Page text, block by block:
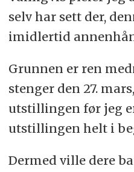
selv har sett der,
imidlertid
Grunnen er ren
stenger den 27.
utstillingen før jeg
utstillingen helt i
Dermed ville dere